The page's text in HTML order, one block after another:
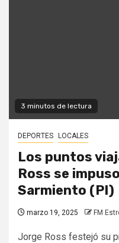
3 minutos de lectura
DEPORTES LOCALES
Los puntos
Ross se
Sarmiento (PI)
marzo 19, 2025 FM
Jorge Ross festejó su